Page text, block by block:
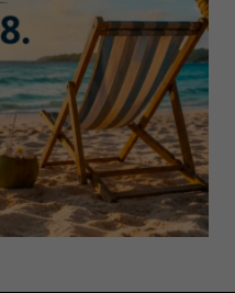
DICH!